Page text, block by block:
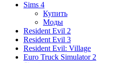
Sims 4
Купить
Моды
Resident Evil 2
Resident Evil 3
Resident Evil: Village
Euro Truck Simulator 2